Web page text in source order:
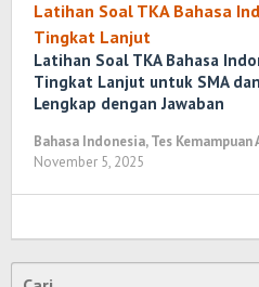
Latihan Soal TKA Bahasa
Tingkat Lanjut
Latihan Soal TKA Bahasa
Tingkat Lanjut untuk SMA
Lengkap dengan Jawaban
Bahasa Indonesia,Tes
November 5, 2025
Cari